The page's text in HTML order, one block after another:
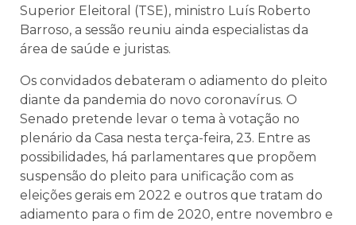
Superior Eleitoral (TSE), ministro Luís Roberto
Barroso, a sessão reuniu ainda especialistas da
área de saúde e juristas.
Os convidados debateram o adiamento do pleito
diante da pandemia do novo coronavírus. O
Senado pretende levar o tema à votação no
plenário da Casa nesta terça-feira, 23. Entre as
possibilidades, há parlamentares que propõem
suspensão do pleito para unificação com as
eleições gerais em 2022 e outros que tratam do
adiamento para o fim de 2020, entre novembro e